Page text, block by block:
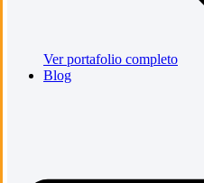
Ver portafolio completo
Blog